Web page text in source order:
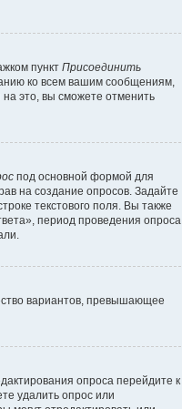
пункт Присоединить
ко всем вашим сообщениям,
это, вы сможете отменить
под основной формой для
на создание опросов. Задайте
текстового поля. Вы также
период проведения опроса
вариантов, превышающее
опроса перейдите к
удалить опрос или